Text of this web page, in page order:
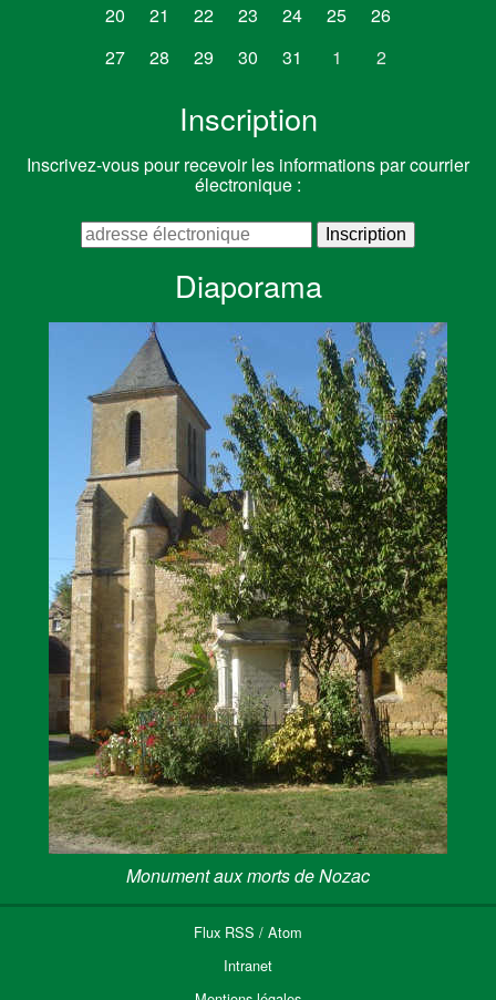
20
21 22 23 24 25
26
27
28 29 30 31 1 2
Inscription
Inscrivez-vous pour recevoir les informations par courrier
électronique :
Diaporama
Monument aux morts de Nozac
Flux RSS / Atom
Intranet